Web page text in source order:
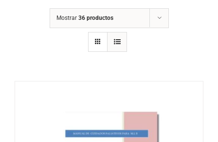
Mostrar 36 productos